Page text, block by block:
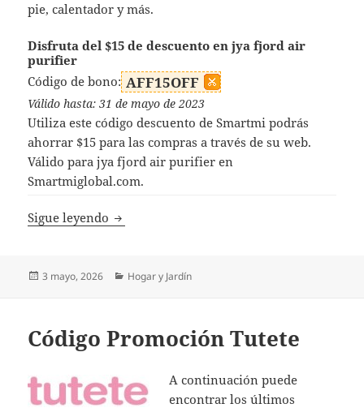
pie, calentador y más.
Disfruta del $15 de descuento en jya fjord air
purifier
Código de bono: AFF15OFF
Válido hasta: 31 de mayo de 2023
Utiliza este código descuento de Smartmi podrás
ahorrar $15 para las compras a través de su web.
Válido para jya fjord air purifier en
Smartmiglobal.com.
Sigue leyendo Códigos Descuento Smartmi
Publicado
3 mayo, 2026 Categorías
Hogar y Jardín
Código Promoción Tutete
A continuación puede
encontrar los últimos